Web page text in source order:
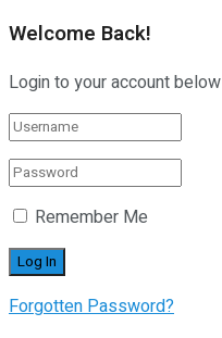
Welcome Back!
Login to your account below
Remember Me
Forgotten Password?